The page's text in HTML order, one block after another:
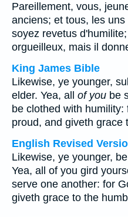
Pareillement, vous,
anciens; et tous, les
soyez revetus
orgueilleux, mais il
King James Bible
Likewise, ye younger,
elder. Yea, all of you be
be clothed with
proud, and giveth grace
English Revised
Likewise, ye younger,
Yea, all of you gird
serve one another: for
giveth grace to the